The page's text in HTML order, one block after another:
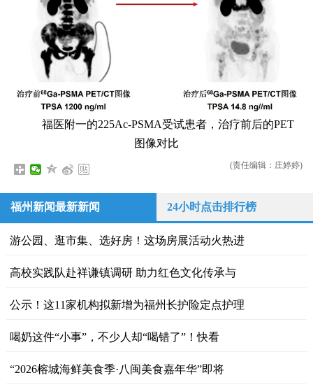
福医附一的225Ac-PSMA受试患者，治疗前后的PET
图像对比
(责任编辑：庄婷婷)
福州新闻最新新闻 24小时点击排行榜
游公园、逛市集、选好房！这场房展活动火热进
高校实践队赴祥谦镇调研 助力红色文化传承与
公示！这11家机构拟新增为福州长护险定点护理
喝奶这件“小事”，不少人却“喝错了”！快看
“2026榕城海鲜美食季·八闽美食嘉年华”即将